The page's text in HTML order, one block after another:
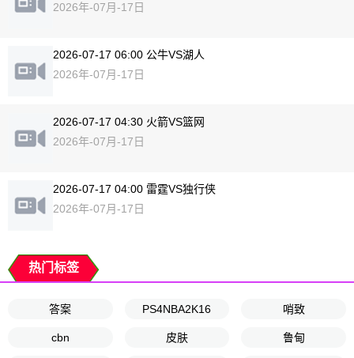
2026年-07月-17日
2026-07-17 06:00 公牛VS湖人
2026年-07月-17日
2026-07-17 04:30 火箭VS篮网
2026年-07月-17日
2026-07-17 04:00 雷霆VS独行侠
2026年-07月-17日
热门标签
答案 PS4NBA2K16 哨致
cbn 皮肤 鲁甸